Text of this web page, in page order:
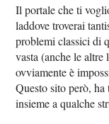
Il portale che ti
laddove troverai
problemi classici di
vasta (anche le
ovviamente è
Questo sito però,
insieme a qualche